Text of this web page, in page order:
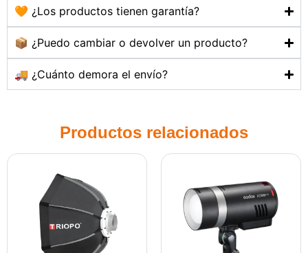
🧡 ¿Los productos tienen garantía?
📦 ¿Puedo cambiar o devolver un producto?
🚚 ¿Cuánto demora el envío?
Productos relacionados